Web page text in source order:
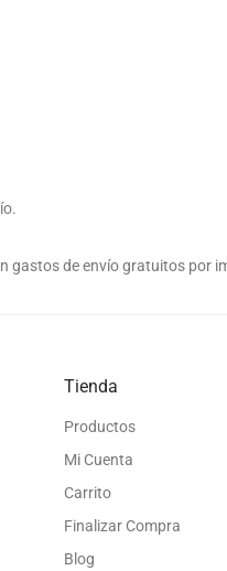
de envío gratuitos por
Tienda
Productos
Mi Cuenta
Carrito
Finalizar Compra
Blog